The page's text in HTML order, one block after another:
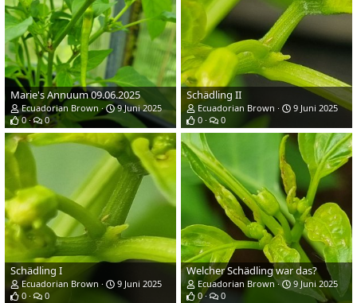
Marie's Annuum 09.06.2025
Ecuadorian Brown
9 Juni 2025
0
0
Schädling II
Ecuadorian Brown
9 Juni 2025
0
0
Schädling I
Ecuadorian Brown
9 Juni 2025
0
0
Welcher Schädling war das?
Ecuadorian Brown
9 Juni 2025
0
0